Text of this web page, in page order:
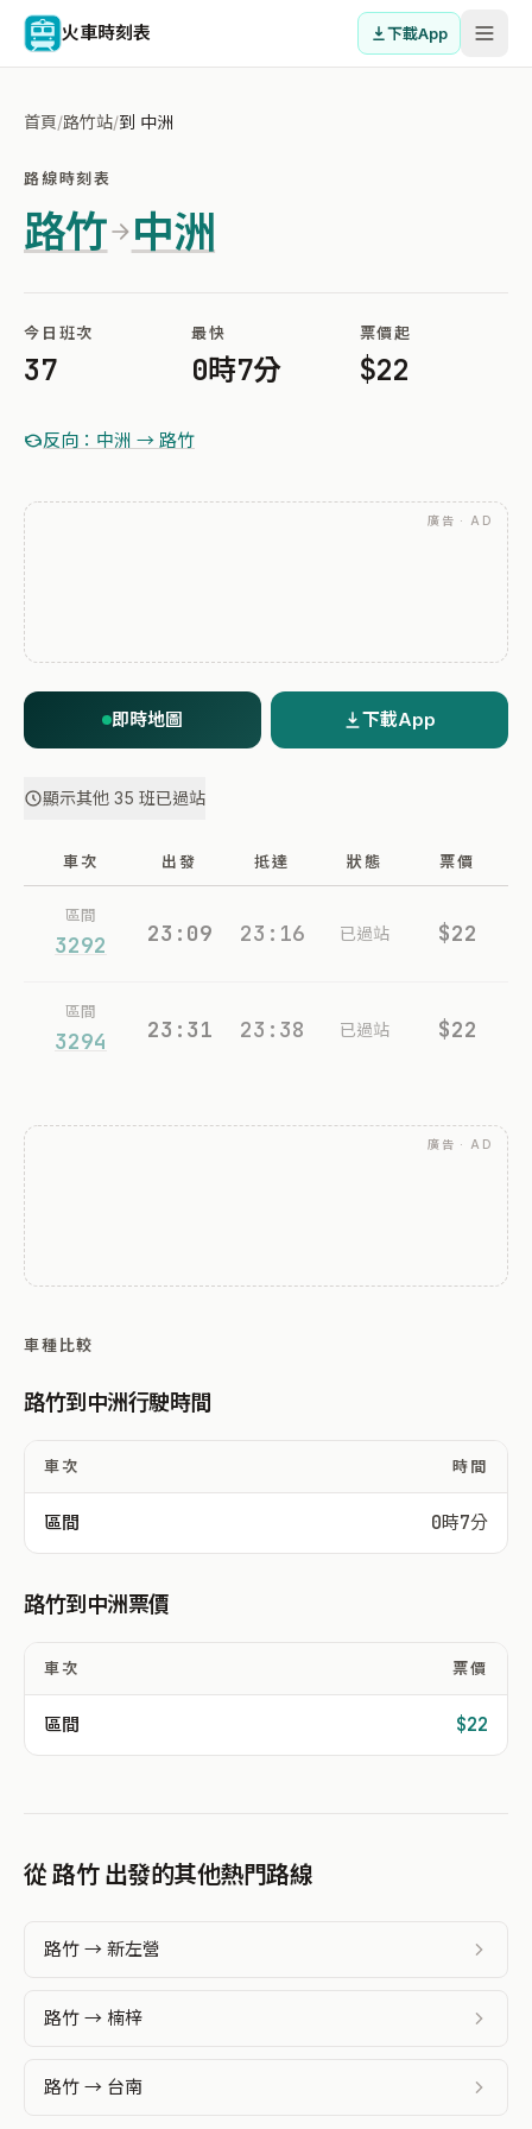
火車時刻表 下載App
首頁/路竹站/到 中洲
路線時刻表
路竹 中洲
今日班次
37
最快
0時7分
票價起
$22
反向：中洲 → 路竹
廣告 · AD
即時地圖 下載App
顯示其他 35 班已過站
車次 出發 抵達 狀態 票價
區間
3292 23:09 23:16 已過站 $22
區間
3294 23:31 23:38 已過站 $22
廣告 · AD
車種比較
路竹到中洲行駛時間
車次 時間
區間 0時7分
路竹到中洲票價
車次 票價
區間 $22
從 路竹 出發的其他熱門路線
路竹 → 新左營
路竹 → 楠梓
路竹 → 台南